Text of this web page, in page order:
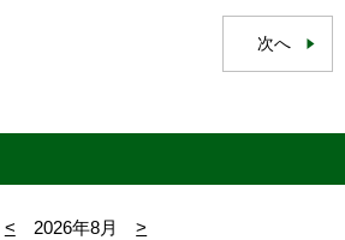
次へ
< 2026年8月
>